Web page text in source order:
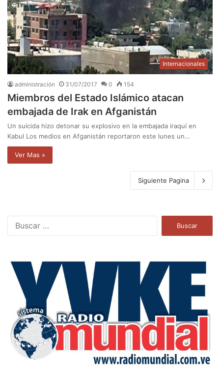
Internacionales
administración 31/07/2017 0 154
Miembros del Estado Islámico atacan
embajada de Irak en Afganistán
Un suicida hizo detonar su explosivo en la embajada iraquí en
Kabul Los medios en Afganistán reportaron este lunes un…
Ver Mas »
Siguiente Pagina
a